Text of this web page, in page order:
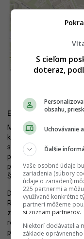
Schéma predĺženia
Električkou na
Magistrát popri príprave
kroky aj k jej ďalšiemu
s ukončením radiály na
predĺžením k
prepravy (TIOP) Ružinov
Štefánika.
Detaily priniesla
Ružinovskej
zverejnená na webe
realizovateľnosti
porovnanie variantných
S cieľom
doteraz,
obsahu,
Uchovávanie
Ďalšie
Vaše osobné údaje
zariadenia (súbory
údaje o zariadení)
225 partnermi a
využívané konkrétne
partneri môžeme
si zoznam partnerov.
Niektorí dodávatelia
základe